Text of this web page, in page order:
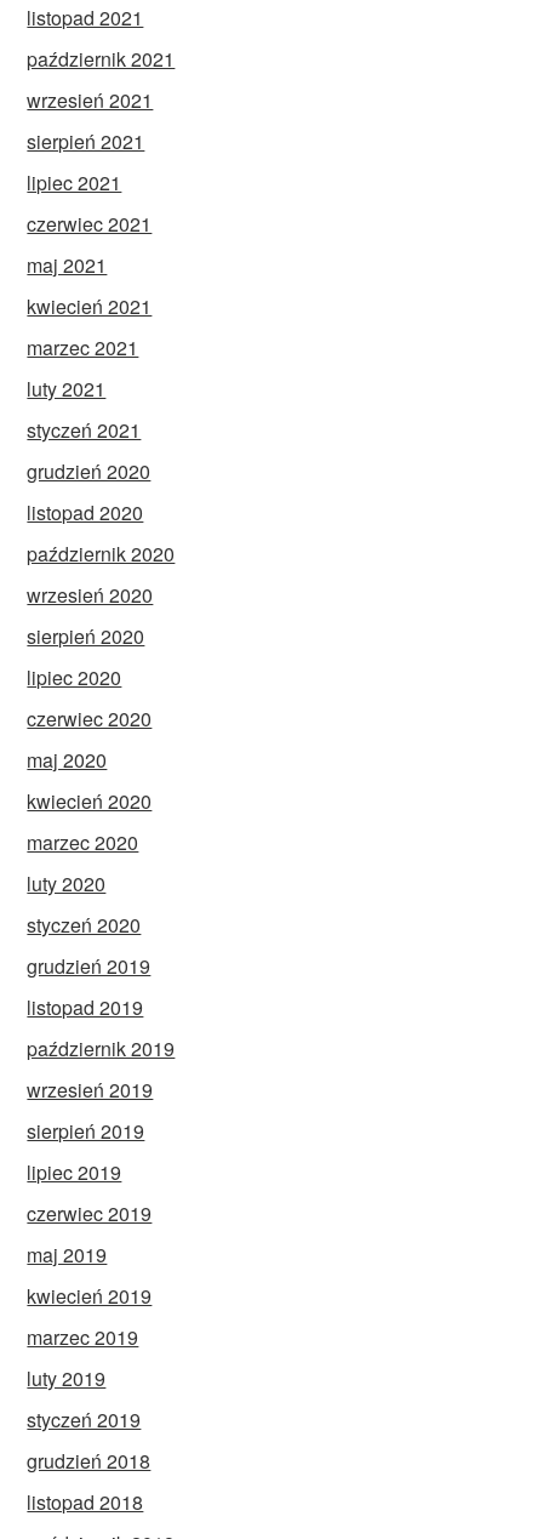
listopad 2021
październik 2021
wrzesień 2021
sierpień 2021
lipiec 2021
czerwiec 2021
maj 2021
kwiecień 2021
marzec 2021
luty 2021
styczeń 2021
grudzień 2020
listopad 2020
październik 2020
wrzesień 2020
sierpień 2020
lipiec 2020
czerwiec 2020
maj 2020
kwiecień 2020
marzec 2020
luty 2020
styczeń 2020
grudzień 2019
listopad 2019
październik 2019
wrzesień 2019
sierpień 2019
lipiec 2019
czerwiec 2019
maj 2019
kwiecień 2019
marzec 2019
luty 2019
styczeń 2019
grudzień 2018
listopad 2018